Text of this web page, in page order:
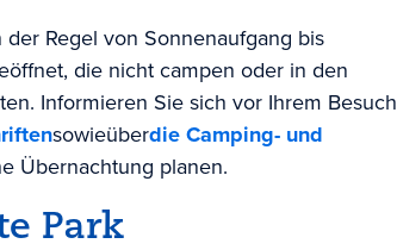
Regel von Sonnenaufgang bis
die nicht campen oder in den
Informieren Sie sich vor Ihrem Besuch
sowieüberdie Camping- und
Übernachtung planen.
Park